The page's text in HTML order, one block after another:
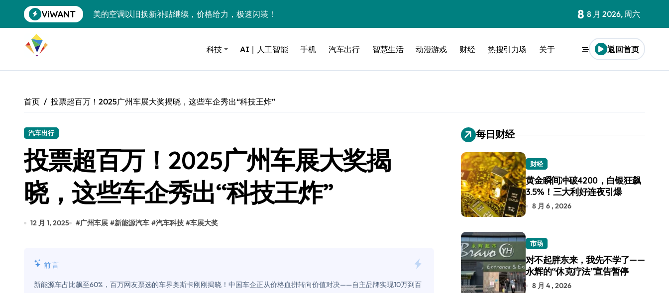
到
ViWANT
美的空调以旧换新补贴继续，价格给力，极速闪装！
黄金瞬间冲破4200，白银狂飙3.5%！三大利好连夜引爆
特斯拉中国卖第五，丰田一季净赚两个比亚迪——中国车企该醒醒了
Xbox七月大崩盘：裁员3200、卖工作室、网络瘫了，微软这次真急了
谷歌DeepMind创始人辞去CEO，但继续“垂帘听政”？
全球最小U盘，容量却碾压iPhone 17顶配？闪迪这波操作太狠了
400层堆叠、性能翻倍 三星把最新存储技术给了AI
8 8 月 2026, 周六
科技 AI｜人工智能 手机 汽车出行 智慧生活 动漫游戏 财经 热搜引力场 关于 返回首页
首页 投票超百万！2025广州车展大奖揭晓，这些车企秀出“科技王炸”
汽车出行
投票超百万！2025广州车展大奖揭
晓，这些车企秀出“科技王炸”
12 月 1, 2025 #广州车展 #新能源汽车 #汽车科技 #车展大奖
前言
新能源车占比飙至60%，百万网友票选的车界奥斯卡刚刚揭晓！中国车企正从价格血拼转向价值对决——自主品牌实现10万到百
每日财经
财经
黄金瞬间冲破4200，白银狂飙
3.5%！三大利好连夜引爆
8 月 6 , 2026
市场
对不起胖东来，我先不学了——
永辉的“休克疗法”宣告暂停
8 月 4 , 2026